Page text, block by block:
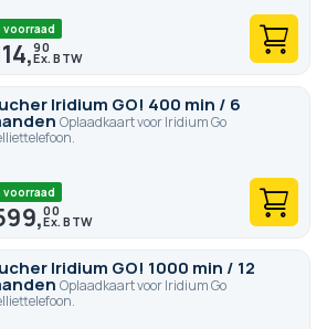
voorraad
90
Iridium GO! 400 min / 6
Oplaadkaart voor Iridium Go
voorraad
00
Iridium GO! 1000 min / 12
Oplaadkaart voor Iridium Go